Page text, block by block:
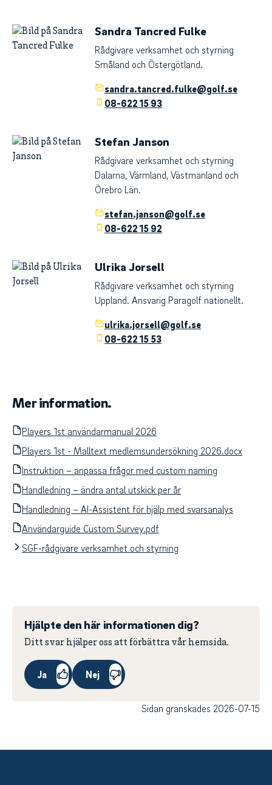
Sandra Tancred Fulke
Rådgivare verksamhet och styrning
Småland och Östergötland.
sandra.tancred.fulke@golf.se
08-622 15 93
Stefan Janson
Rådgivare verksamhet och styrning
Dalarna, Värmland, Västmanland och
Örebro Län.
stefan.janson@golf.se
08-622 15 92
Ulrika Jorsell
Rådgivare verksamhet och styrning
Uppland. Ansvarig Paragolf nationellt.
ulrika.jorsell@golf.se
08-622 15 53
Mer information.
Players 1st användarmanual 2026
Players 1st - Malltext medlemsundersökning 2026.docx
Instruktion – anpassa frågor med custom naming
Handledning – ändra antal utskick per år
Handledning – AI-Assistent för hjälp med svarsanalys
Användarguide Custom Survey.pdf
SGF-rådgivare verksamhet och styrning
Hjälpte den här informationen dig?
Ditt svar hjälper oss att förbättra vår hemsida.
Ja Nej
Sidan granskades 2026-07-15